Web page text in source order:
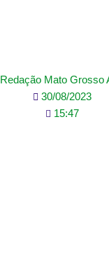
Redação Mato Grosso
30/08/2023
15:47